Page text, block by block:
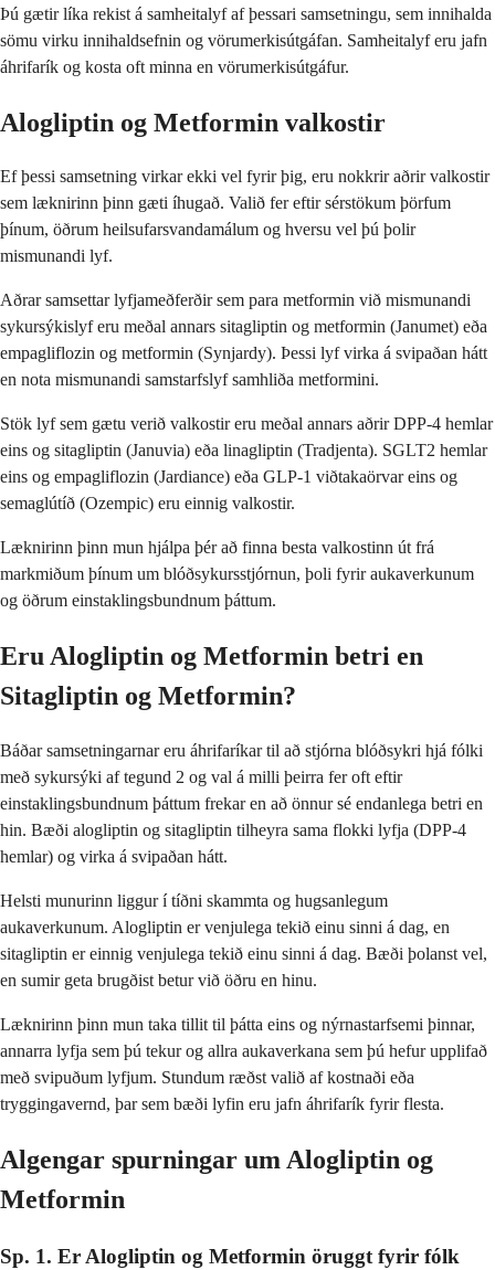
Þú gætir líka rekist á samheitalyf af þessari samsetningu, sem innihalda
sömu virku innihaldsefnin og vörumerkisútgáfan. Samheitalyf eru jafn
áhrifarík og kosta oft minna en vörumerkisútgáfur.
Alogliptin og Metformin valkostir
Ef þessi samsetning virkar ekki vel fyrir þig, eru nokkrir aðrir valkostir
sem læknirinn þinn gæti íhugað. Valið fer eftir sérstökum þörfum
þínum, öðrum heilsufarsvandamálum og hversu vel þú þolir
mismunandi lyf.
Aðrar samsettar lyfjameðferðir sem para metformin við mismunandi
sykursýkislyf eru meðal annars sitagliptin og metformin (Janumet) eða
empagliflozin og metformin (Synjardy). Þessi lyf virka á svipaðan hátt
en nota mismunandi samstarfslyf samhliða metformini.
Stök lyf sem gætu verið valkostir eru meðal annars aðrir DPP-4 hemlar
eins og sitagliptin (Januvia) eða linagliptin (Tradjenta). SGLT2 hemlar
eins og empagliflozin (Jardiance) eða GLP-1 viðtakaörvar eins og
semaglútíð (Ozempic) eru einnig valkostir.
Læknirinn þinn mun hjálpa þér að finna besta valkostinn út frá
markmiðum þínum um blóðsykursstjórnun, þoli fyrir aukaverkunum
og öðrum einstaklingsbundnum þáttum.
Eru Alogliptin og Metformin betri en
Sitagliptin og Metformin?
Báðar samsetningarnar eru áhrifaríkar til að stjórna blóðsykri hjá fólki
með sykursýki af tegund 2 og val á milli þeirra fer oft eftir
einstaklingsbundnum þáttum frekar en að önnur sé endanlega betri en
hin. Bæði alogliptin og sitagliptin tilheyra sama flokki lyfja (DPP-4
hemlar) og virka á svipaðan hátt.
Helsti munurinn liggur í tíðni skammta og hugsanlegum
aukaverkunum. Alogliptin er venjulega tekið einu sinni á dag, en
sitagliptin er einnig venjulega tekið einu sinni á dag. Bæði þolanst vel,
en sumir geta brugðist betur við öðru en hinu.
Læknirinn þinn mun taka tillit til þátta eins og nýrnastarfsemi þinnar,
annarra lyfja sem þú tekur og allra aukaverkana sem þú hefur upplifað
með svipuðum lyfjum. Stundum ræðst valið af kostnaði eða
tryggingavernd, þar sem bæði lyfin eru jafn áhrifarík fyrir flesta.
Algengar spurningar um Alogliptin og
Metformin
Sp. 1. Er Alogliptin og Metformin öruggt fyrir fólk